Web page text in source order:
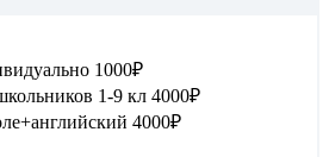
1000₽
1-9 кл 4000₽
4000₽